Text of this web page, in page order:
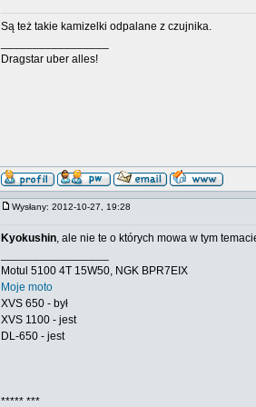
Są też takie kamizelki odpalane z czujnika.
Dragstar uber alles!
Wysłany: 2012-10-27, 19:28
Kyokushin, ale nie te o których mowa w tym
Motul 5100 4T 15W50, NGK BPR7EIX
Moje moto
XVS 650 - był
XVS 1100 - jest
DL-650 - jest
***** ***